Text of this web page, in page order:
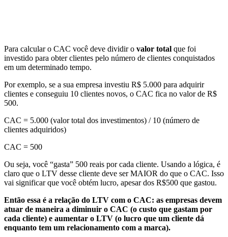
Para calcular o CAC você deve dividir o valor total que foi
investido para obter clientes pelo número de clientes conquistados
em um determinado tempo.
Por exemplo, se a sua empresa investiu R$ 5.000 para adquirir
clientes e conseguiu 10 clientes novos, o CAC fica no valor de R$
500.
CAC = 5.000 (valor total dos investimentos) / 10 (número de
clientes adquiridos)
CAC = 500
Ou seja, você “gasta” 500 reais por cada cliente. Usando a lógica, é
claro que o LTV desse cliente deve ser MAIOR do que o CAC. Isso
vai significar que você obtém lucro, apesar dos R$500 que gastou.
Então essa é a relação do LTV com o CAC: as empresas devem
atuar de maneira a diminuir o CAC (o custo que gastam por
cada cliente) e aumentar o LTV (o lucro que um cliente dá
enquanto tem um relacionamento com a marca).